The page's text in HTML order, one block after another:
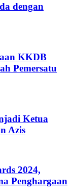
dengan
KKDB
Pemersatu
Ketua
Azis
2024,
Penghargaan